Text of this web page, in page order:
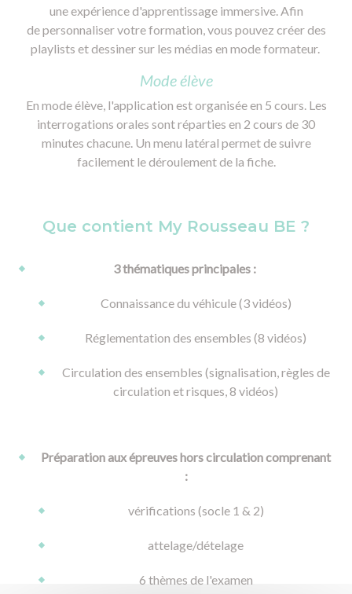
une expérience d'apprentissage immersive. Afin
de personnaliser votre formation, vous pouvez créer des
playlists et dessiner sur les médias en mode formateur.
Mode élève
En mode élève, l'application est organisée en 5 cours. Les
interrogations orales sont réparties en 2 cours de 30
minutes chacune. Un menu latéral permet de suivre
facilement le déroulement de la fiche.
Que contient My Rousseau BE ?
3 thématiques principales :
Connaissance du véhicule (3 vidéos)
Réglementation des ensembles (8 vidéos)
Circulation des ensembles (signalisation, règles de
circulation et risques, 8 vidéos)
Préparation aux épreuves hors circulation comprenant
:
vérifications (socle 1 & 2)
attelage/dételage
6 thèmes de l'examen